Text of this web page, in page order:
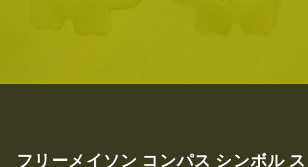
フリーメイソン コンパス シンボル